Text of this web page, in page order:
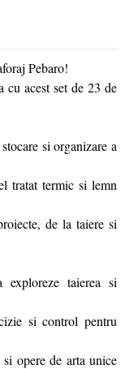
Pebaro!
acest set de 23 de
si organizare a
tratat termic si lemn
de la taiere si
taierea si
si control pentru
opere de arta unice